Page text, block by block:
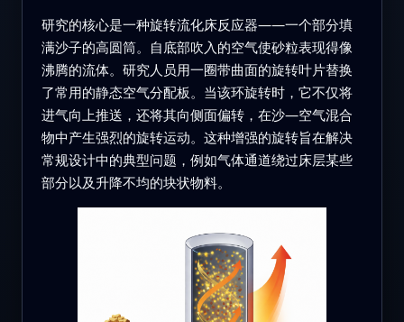
研究的核心是一种旋转流化床反应器——一个部分填
满沙子的高圆筒。自底部吹入的空气使砂粒表现得像
沸腾的流体。研究人员用一圈带曲面的旋转叶片替换
了常用的静态空气分配板。当该环旋转时，它不仅将
进气向上推送，还将其向侧面偏转，在沙—空气混合
物中产生强烈的旋转运动。这种增强的旋转旨在解决
常规设计中的典型问题，例如气体通道绕过床层某些
部分以及升降不均的块状物料。